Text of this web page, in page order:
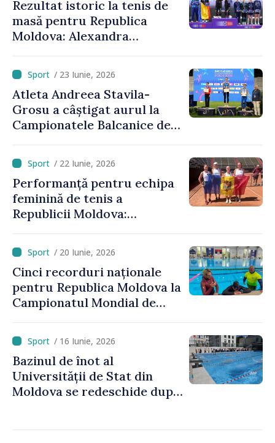
Rezultat istoric la tenis de
masă pentru Republica
Moldova: Alexandra
de bronz la Campionatele
Europene/ 23 Iunie, 2026
Atleta Andreea Stavila-
Grosu a câștigat aurul la
Campionatele Balcanice de
/ 22 Iunie, 2026
Performanță pentru echipa
feminină de tenis a
Republicii Moldova:
după o pauză de 25 de ani
/ 20 Iunie, 2026
Cinci recorduri naționale
pentru Republica Moldova la
Campionatul Mondial de
/ 16 Iunie, 2026
Bazinul de înot al
Universității de Stat din
Moldova se redeschide după